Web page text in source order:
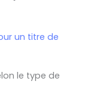
un titre de
le type de